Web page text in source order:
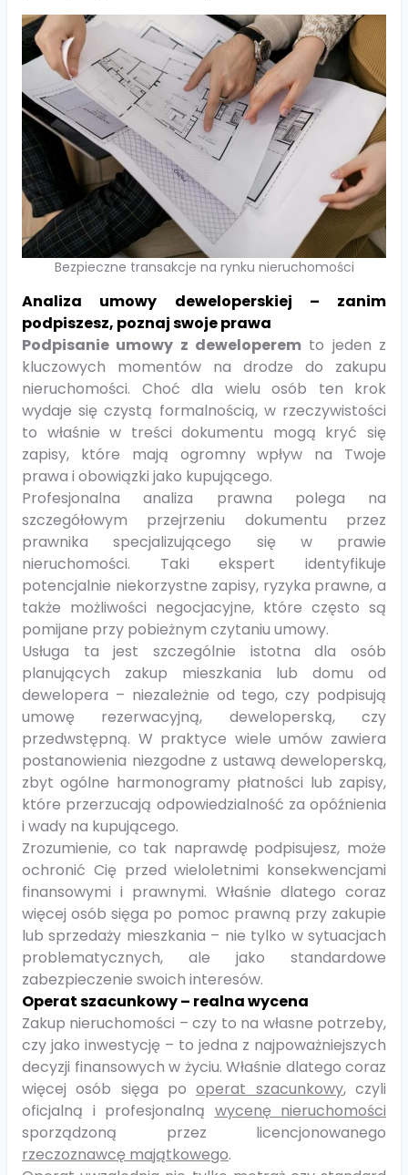
Bezpieczne transakcje na rynku nieruchomości
Analiza umowy deweloperskiej – zanim
podpiszesz, poznaj swoje prawa
Podpisanie umowy z deweloperem to jeden z
kluczowych momentów na drodze do zakupu
nieruchomości. Choć dla wielu osób ten krok
wydaje się czystą formalnością, w rzeczywistości
to właśnie w treści dokumentu mogą kryć się
zapisy, które mają ogromny wpływ na Twoje
prawa i obowiązki jako kupującego.
Profesjonalna analiza prawna polega na
szczegółowym przejrzeniu dokumentu przez
prawnika specjalizującego się w prawie
nieruchomości. Taki ekspert identyfikuje
potencjalnie niekorzystne zapisy, ryzyka prawne, a
także możliwości negocjacyjne, które często są
pomijane przy pobieżnym czytaniu umowy.
Usługa ta jest szczególnie istotna dla osób
planujących zakup mieszkania lub domu od
dewelopera – niezależnie od tego, czy podpisują
umowę rezerwacyjną, deweloperską, czy
przedwstępną. W praktyce wiele umów zawiera
postanowienia niezgodne z ustawą deweloperską,
zbyt ogólne harmonogramy płatności lub zapisy,
które przerzucają odpowiedzialność za opóźnienia
i wady na kupującego.
Zrozumienie, co tak naprawdę podpisujesz, może
ochronić Cię przed wieloletnimi konsekwencjami
finansowymi i prawnymi. Właśnie dlatego coraz
więcej osób sięga po pomoc prawną przy zakupie
lub sprzedaży mieszkania – nie tylko w sytuacjach
problematycznych, ale jako standardowe
zabezpieczenie swoich interesów.
Operat szacunkowy – realna wycena
Zakup nieruchomości – czy to na własne potrzeby,
czy jako inwestycję – to jedna z najpoważniejszych
decyzji finansowych w życiu. Właśnie dlatego coraz
więcej osób sięga pooperat szacunkowy, czyli
oficjalną i profesjonalną wycenę nieruchomości
sporządzoną przez licencjonowanego
rzeczoznawcę majątkowego.